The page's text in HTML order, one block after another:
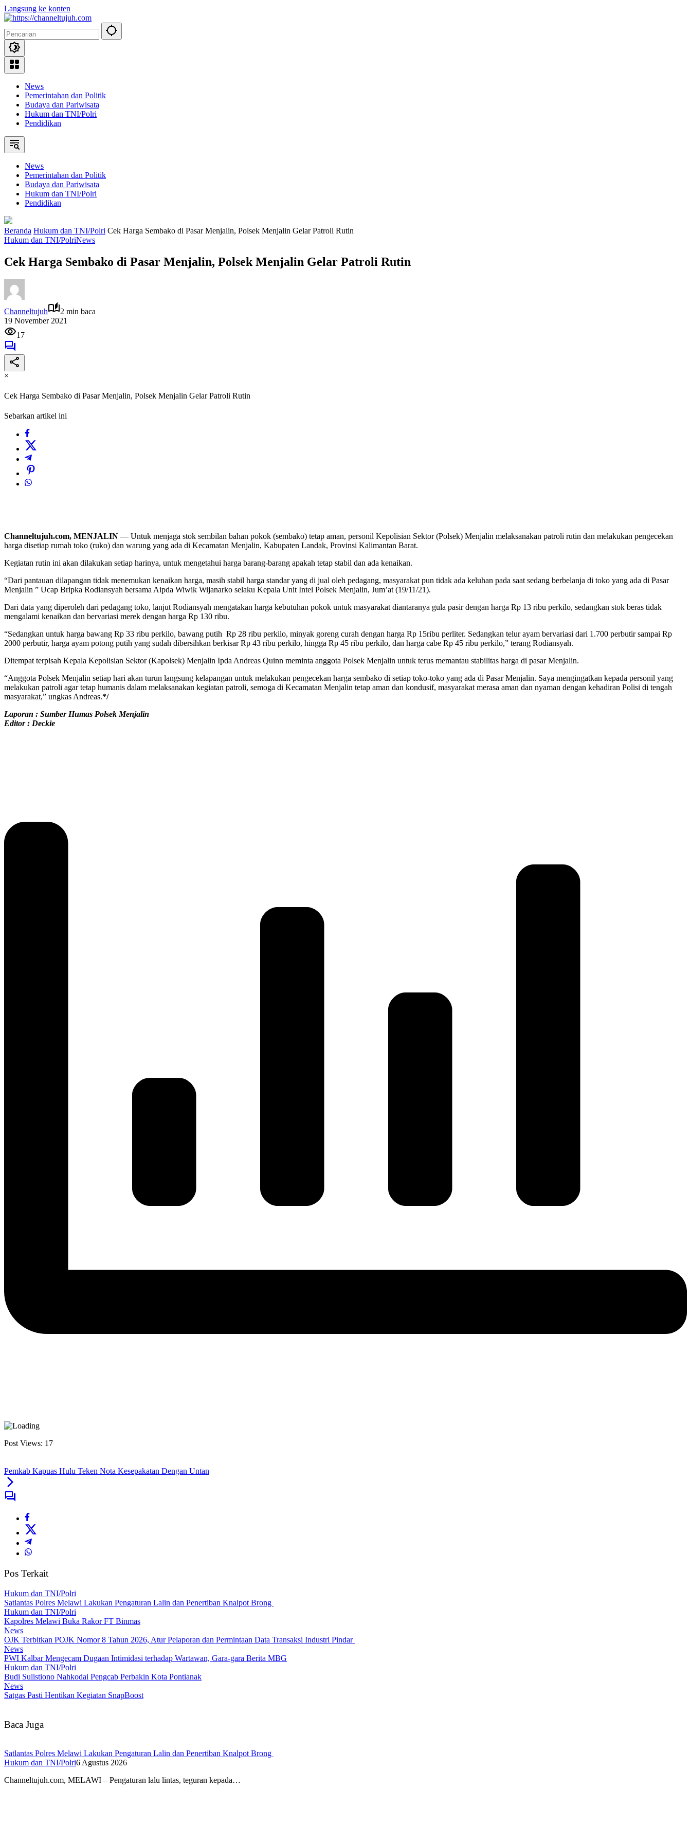
Langsung ke konten
News
Pemerintahan dan Politik
Budaya dan Pariwisata
Hukum dan TNI/Polri
Pendidikan
News
Pemerintahan dan Politik
Budaya dan Pariwisata
Hukum dan TNI/Polri
Pendidikan
Beranda Hukum dan TNI/Polri Cek Harga Sembako di Pasar Menjalin, Polsek Menjalin Gelar Patroli Rutin
Hukum dan TNI/PolriNews
Cek Harga Sembako di Pasar Menjalin, Polsek Menjalin Gelar Patroli Rutin
Channeltujuh
2 min baca
19 November 2021
17
×
Cek Harga Sembako di Pasar Menjalin, Polsek Menjalin Gelar Patroli Rutin
Sebarkan artikel ini
Channeltujuh.com, MENJALIN — Untuk menjaga stok sembilan bahan pokok (sembako) tetap aman, personil Kepolisian Sektor (Polsek) Menjalin melaksanakan patroli rutin dan melakukan pengecekan
harga disetiap rumah toko (ruko) dan warung yang ada di Kecamatan Menjalin, Kabupaten Landak, Provinsi Kalimantan Barat.
Kegiatan rutin ini akan dilakukan setiap harinya, untuk mengetahui harga barang-barang apakah tetap stabil dan ada kenaikan.
“Dari pantauan dilapangan tidak menemukan kenaikan harga, masih stabil harga standar yang di jual oleh pedagang, masyarakat pun tidak ada keluhan pada saat sedang berbelanja di toko yang ada di Pasar
Menjalin ” Ucap Bripka Rodiansyah bersama Aipda Wiwik Wijanarko selaku Kepala Unit Intel Polsek Menjalin, Jum’at (19/11/21).
Dari data yang diperoleh dari pedagang toko, lanjut Rodiansyah mengatakan harga kebutuhan pokok untuk masyarakat diantaranya gula pasir dengan harga Rp 13 ribu perkilo, sedangkan stok beras tidak
mengalami kenaikan dan bervariasi merek dengan harga Rp 130 ribu.
“Sedangkan untuk harga bawang Rp 33 ribu perkilo, bawang putih Rp 28 ribu perkilo, minyak goreng curah dengan harga Rp 15ribu perliter. Sedangkan telur ayam bervariasi dari 1.700 perbutir sampai Rp
2000 perbutir, harga ayam potong putih yang sudah dibersihkan berkisar Rp 43 ribu perkilo, hingga Rp 45 ribu perkilo, dan harga cabe Rp 45 ribu perkilo,” terang Rodiansyah.
Ditempat terpisah Kepala Kepolisian Sektor (Kapolsek) Menjalin Ipda Andreas Quinn meminta anggota Polsek Menjalin untuk terus memantau stabilitas harga di pasar Menjalin.
“Anggota Polsek Menjalin setiap hari akan turun langsung kelapangan untuk melakukan pengecekan harga sembako di setiap toko-toko yang ada di Pasar Menjalin. Saya mengingatkan kepada personil yang
melakukan patroli agar tetap humanis dalam melaksanakan kegiatan patroli, semoga di Kecamatan Menjalin tetap aman dan kondusif, masyarakat merasa aman dan nyaman dengan kehadiran Polisi di tengah
masyarakat,” ungkas Andreas.*/
Laporan : Sumber Humas Polsek Menjalin
Editor : Deckie
Post Views: 17
Pemkab Kapuas Hulu Teken Nota Kesepakatan Dengan Untan
Pos Terkait
Hukum dan TNI/Polri
Satlantas Polres Melawi Lakukan Pengaturan Lalin dan Penertiban Knalpot Brong
Hukum dan TNI/Polri
Kapolres Melawi Buka Rakor FT Binmas
News
OJK Terbitkan POJK Nomor 8 Tahun 2026, Atur Pelaporan dan Permintaan Data Transaksi Industri Pindar
News
PWI Kalbar Mengecam Dugaan Intimidasi terhadap Wartawan, Gara-gara Berita MBG
Hukum dan TNI/Polri
Budi Sulistiono Nahkodai Pengcab Perbakin Kota Pontianak
News
Satgas Pasti Hentikan Kegiatan SnapBoost
Baca Juga
Satlantas Polres Melawi Lakukan Pengaturan Lalin dan Penertiban Knalpot Brong
Hukum dan TNI/Polri6 Agustus 2026
Channeltujuh.com, MELAWI – Pengaturan lalu lintas, teguran kepada…